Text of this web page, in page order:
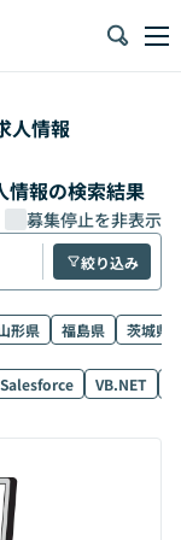
人情報
情報の検索結果
募集停止を非表示
絞り込み
形県 福島県
茨城県
Salesforce VB.NET